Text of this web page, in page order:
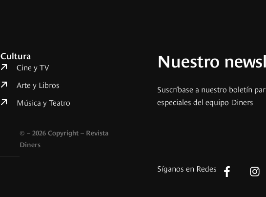
Cultura
Cine y TV
Arte y Libros
Música y Teatro
© – 2026 Copyright – Revista
Diners
Nuestro
Suscríbase a nuestro boletín
especiales del equipo Diners
Síganos en Redes